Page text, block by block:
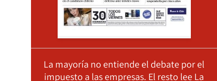
La mayoría no entiende el debate por el
impuesto a las empresas. El resto lee La